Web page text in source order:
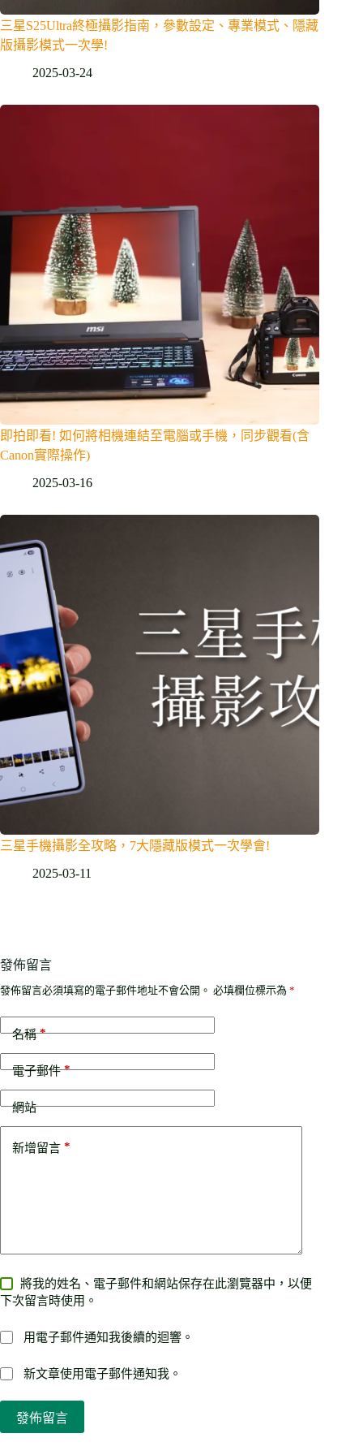
三星S25Ultra終極攝影指南，參數設定、專業模式、隱藏
版攝影模式一次學!
2025-03-24
即拍即看! 如何將相機連結至電腦或手機，同步觀看(含
Canon實際操作)
2025-03-16
三星手機攝影全攻略，7大隱藏版模式一次學會!
2025-03-11
發佈留言
發佈留言必須填寫的電子郵件地址不會公開。 必填欄位標示為 *
名稱*
電子郵件*
網站
新增留言 *
將我的姓名、電子郵件和網站保存在此瀏覽器中，以便
下次留言時使用。
用電子郵件通知我後續的迴響。
新文章使用電子郵件通知我。
發佈留言